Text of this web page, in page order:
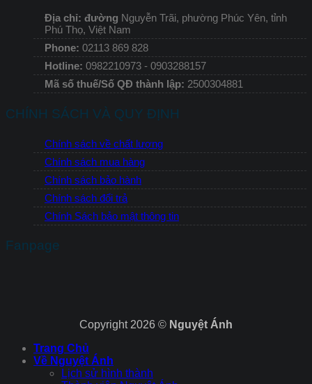
Địa chỉ: đường Nguyễn Trãi, phường Phúc Yên, tỉnh
Phú Thọ, Việt Nam
Phone: 02113 869 828
Hotline: 0982210973 - 0903288157
Mã số thuế/Số QĐ thành lập: 2500304881
CHÍNH SÁCH VÀ QUY ĐỊNH
Chính sách về chất lượng
Chính sách mua hàng
Chính sách bảo hành
Chính sách đổi trả
Chính Sách bảo mật thông tin
Fanpage
Copyright 2026 © Nguyệt Ánh
Trang Chủ
Về Nguyệt Ánh
Lịch sử hình thành